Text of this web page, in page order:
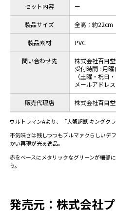
セット内容 ー
製品サイズ 全高：約22cm
製品素材 PVC
問い合わせ先
株式会社百目
受付時間 : 月
（土曜・祝日
メールアドレ
販売代理店 株式会社百目堂
ウルトラマンAより、「大蟹超獣 キングクラ
不気味さは残しつつもブルマァクらしいデ
かい再現が光る逸品。
赤をベースにメタリックなグリーンが細部
う。
発売元：株式会社